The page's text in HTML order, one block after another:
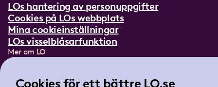
LOs hantering av personuppgifter
Cookies på LOs webbplats
Mina cookieinställningar
LOs visselblåsarfunktion
Mer om LO
Lättläst om LO
Cookies för ett bättre LO.se